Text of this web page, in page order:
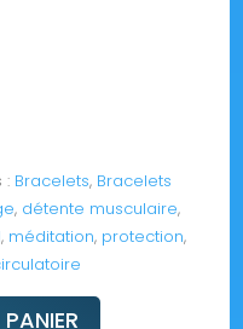
: Bracelets, Bracelets
, détente musculaire,
, méditation, protection,